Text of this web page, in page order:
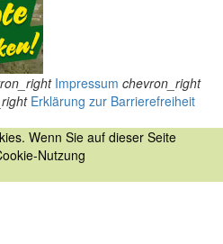
Impressum chevron_right
Erklärung zur Barrierefreiheit
Wenn Sie auf dieser Seite
Nutzung